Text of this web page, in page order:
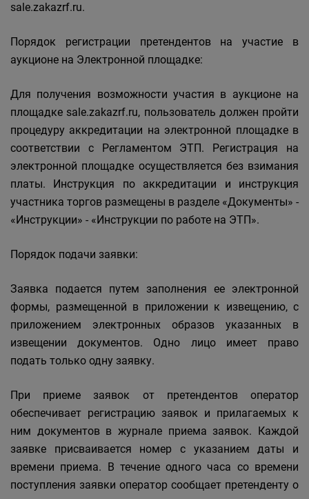
sale.zakazrf.ru.
Порядок регистрации претендентов на участие в
аукционе на Электронной площадке:
Для получения возможности участия в аукционе на
площадке sale.zakazrf.ru, пользователь должен пройти
процедуру аккредитации на электронной площадке в
соответствии с Регламентом ЭТП. Регистрация на
электронной площадке осуществляется без взимания
платы. Инструкция по аккредитации и инструкция
участника торгов размещены в разделе «Документы» -
«Инструкции» - «Инструкции по работе на ЭТП».
Порядок подачи заявки:
Заявка подается путем заполнения ее электронной
формы, размещенной в приложении к извещению, с
приложением электронных образов указанных в
извещении документов. Одно лицо имеет право
подать только одну заявку.
При приеме заявок от претендентов оператор
обеспечивает регистрацию заявок и прилагаемых к
ним документов в журнале приема заявок. Каждой
заявке присваивается номер с указанием даты и
времени приема. В течение одного часа со времени
поступления заявки оператор сообщает претенденту о